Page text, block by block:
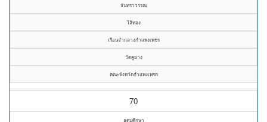
จันทราวรรณ
ไล้ทอง
เรือนจำกลางกำแพงเพชร
วัดคูยาง
คณะจังหวัดกำแพงเพชร
70
อุดมศึกษา